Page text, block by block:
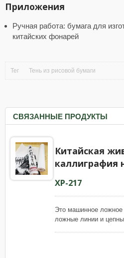
Приложения
Ручная работа: бумага для
китайских фонарей
Тег Тень из рисовой бумаги
СВЯЗАННЫЕ ПРОДУКТЫ
Китайская
каллиграфия
XP-217
Это машинное ложное
ложные линии и